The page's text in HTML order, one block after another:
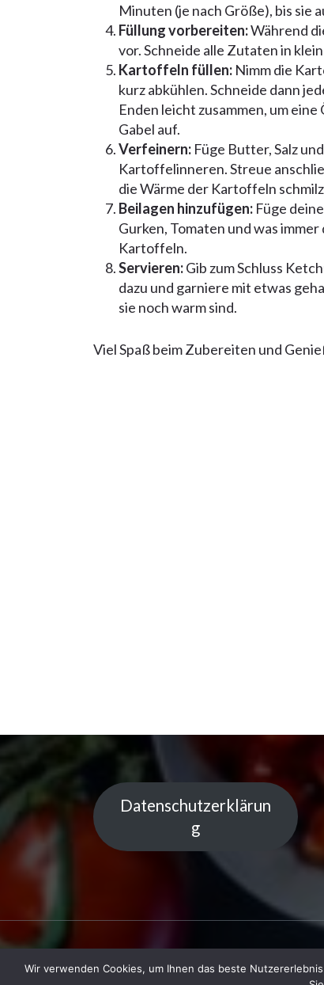
Minuten (je nach Größe), bis sie
Füllung vorbereiten:Während
vor. Schneide alle Zutaten in
Kartoffeln füllen: Nimm die
kurz abkühlen. Schneide dann
Enden leicht zusammen, um
Gabel auf.
Verfeinern: Füge Butter, Salz
Kartoffelinneren. Streue
die Wärme der Kartoffeln
Beilagen hinzufügen: Füge
Gurken, Tomaten und was
Kartoffeln.
Servieren:Gib zum Schluss
dazu und garniere mit etwas
sie noch warm sind.
Viel Spaß beim Zubereiten und
Datenschutzerklärun
g
Copyright © 2023 Küchentipps |
Wir verwenden Cookies, um Ihnen das beste